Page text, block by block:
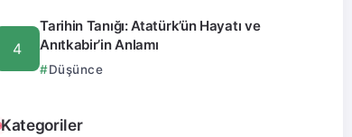
Tarihin Tanığı: Atatürk’ün Hayatı ve
Anıtkabir’in Anlamı
Düşünce
Kategoriler